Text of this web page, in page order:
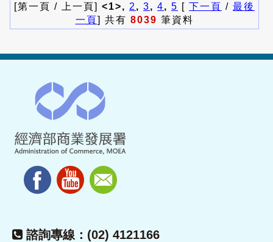
[第一頁 / 上一頁] <1>, 2 , 3, 4, 5 [ 下一頁 / 最後
一頁] 共有 8039 筆資料
諮詢專線：(02) 4121166